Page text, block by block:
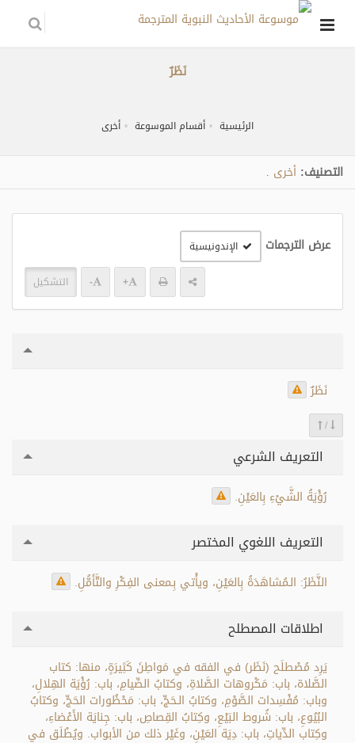
نَظَرٌ
الرئيسية أقسام الموسوعة أخرى
التصنيف: أخرى
عرض الترجمات الإندونيسية
+
- التشكيل
نَظَرٌ
/
التعريف الشرعي
رُؤْيَةُ الشَّيْءِ بِالعَيْنِ.
التعريف اللغوي المختصر
النَّظَرُ: الـمُشاهَدَةُ بِالعَيْنِ، ويأْتي بِـمعنى الفِكْرِ والتَّأَمُّلِ.
اطلاقات المصطلح
يَرِد مُصْطلَح (نَظَر) في الفقه في مَواطِنَ كَثِيرَةٍ، منها: كتاب
الصَّلاة، باب: مَكْروهات الصَّلاةِ، وكتابُ الصِّيامِ، باب: رُؤْيَة الهِلالِ،
وباب: مُفْسِدات الصَّوْمِ، وكتابُ الـحَجِّ، باب: مَحْظُورات الحَجِّ، وكتابُ
البُيُوعِ، باب: شُروط البَيْعِ، وكِتابُ القِصاصِ، باب: جِنايَة الأَعْضاءِ،
وكِتاب الدِّياتِ، باب: دِيَة العَيْنِ، وغَيْر ذلك من الأبواب. ويُطْلَق في